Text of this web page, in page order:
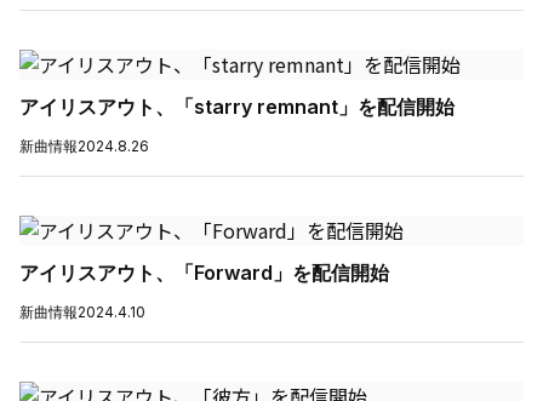
アイリスアウト、「starry remnant」を配信開始
新曲情報2024.8.26
アイリスアウト、「Forward」を配信開始
新曲情報2024.4.10